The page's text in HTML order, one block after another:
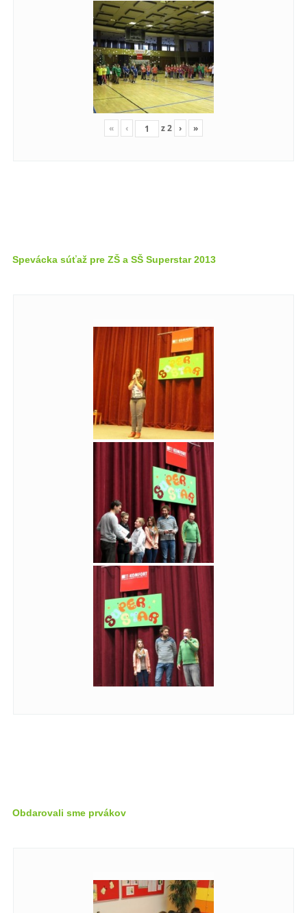
« ‹ z2 › »
Spevácka súťaž pre ZŠ a SŠ Superstar 2013
Obdarovali sme prvákov